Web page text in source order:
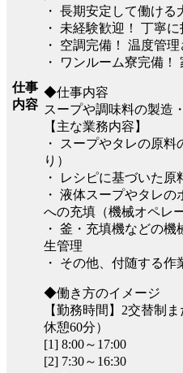
仕事
内容
・ 長期安定して働け
・ 未経験歓迎！ 丁寧
・ 空調完備！ 温度管
・ ワンルーム寮完備
◆仕事内容
スープや調味料の製造
【主な業務内容】
・ スープやタレの原
り）
・ レシピに基づいた原
・ 液体スープやタレ
への充填（機械オペレ
・ 釜・充填機などの
生管理
・ その他、付随する作
◆働き方のイメージ
【勤務時間】2交替制
休憩60分）
[1] 8:00～17:00
[2] 7:30～16:30